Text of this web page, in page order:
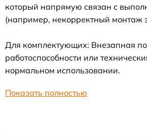
который напрямую связан с
(например, некорректный монтаж
Для комплектующих: Внезапная
работоспособности или
нормальном использовании.
Показать полностью